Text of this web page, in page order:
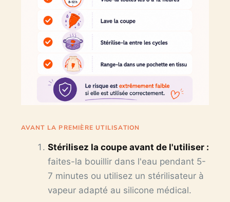
AVANT LA PREMIÈRE UTILISATION
Stérilisez la coupe avant de l'utiliser :
faites-la bouillir dans l'eau pendant 5-
7 minutes ou utilisez un stérilisateur à
vapeur adapté au silicone médical.